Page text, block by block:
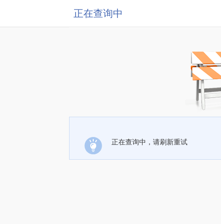
正在查询中
正在查询中，请刷新重试